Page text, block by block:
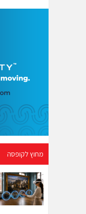
מחוץ לקופסה